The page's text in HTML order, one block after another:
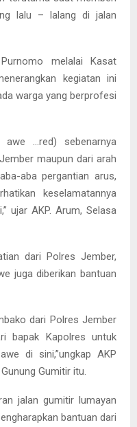
lalu – lalang di jalan
melalai Kasat
kegiatan ini
warga yang berprofesi
…red) sebenarnya
maupun dari arah
aba pergantian arus,
keselamatannya
ujar AKP. Arum, Selasa
dari Polres Jember,
juga diberikan bantuan
dari Polres Jember
bapak Kapolres untuk
di sini,”ungkap AKP
Gumitir itu.
jalan gumitir lumayan
bantuan dari